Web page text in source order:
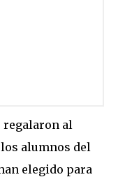
regalaron al
los alumnos del
elegido para